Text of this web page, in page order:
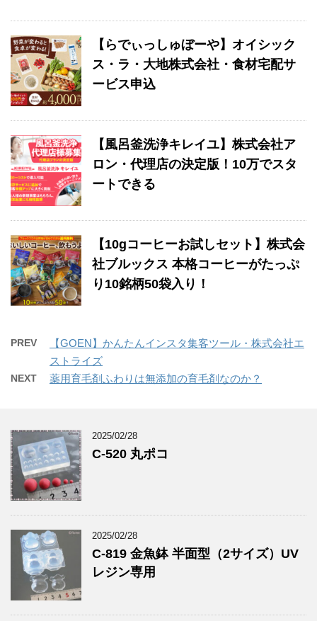
【らでぃっしゅぼーや】オイシック
ス・ラ・大地株式会社・食材宅配サ
ービス申込
【風呂釜洗浄キレイユ】株式会社ア
ロン・代理店の決定版！10万でスタ
ートできる
【10gコーヒーお試しセット】株式会
社ブルックス 本格コーヒーがたっぷ
り10銘柄50袋入り！
PREV
【GOEN】かんたんインスタ集客ツール・株式会社エ
ストライズ
NEXT 薬用育毛剤ふわりは無添加の育毛剤なのか？
2025/02/28
C-520 丸ポコ
2025/02/28
C-819 金魚鉢 半面型（2サイズ）UV
レジン専用